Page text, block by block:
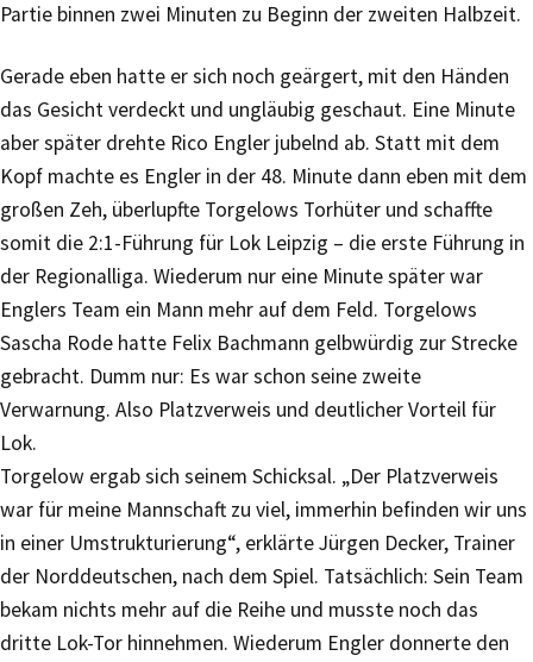
Partie binnen zwei Minuten zu Beginn der zweiten Halbzeit.
Gerade eben hatte er sich noch geärgert, mit den Händen
das Gesicht verdeckt und ungläubig geschaut. Eine Minute
aber später drehte Rico Engler jubelnd ab. Statt mit dem
Kopf machte es Engler in der 48. Minute dann eben mit dem
großen Zeh, überlupfte Torgelows Torhüter und schaffte
somit die 2:1-Führung für Lok Leipzig – die erste Führung in
der Regionalliga. Wiederum nur eine Minute später war
Englers Team ein Mann mehr auf dem Feld. Torgelows
Sascha Rode hatte Felix Bachmann gelbwürdig zur Strecke
gebracht. Dumm nur: Es war schon seine zweite
Verwarnung. Also Platzverweis und deutlicher Vorteil für
Lok.
Torgelow ergab sich seinem Schicksal. „Der Platzverweis
war für meine Mannschaft zu viel, immerhin befinden wir uns
in einer Umstrukturierung“, erklärte Jürgen Decker, Trainer
der Norddeutschen, nach dem Spiel. Tatsächlich: Sein Team
bekam nichts mehr auf die Reihe und musste noch das
dritte Lok-Tor hinnehmen. Wiederum Engler donnerte den